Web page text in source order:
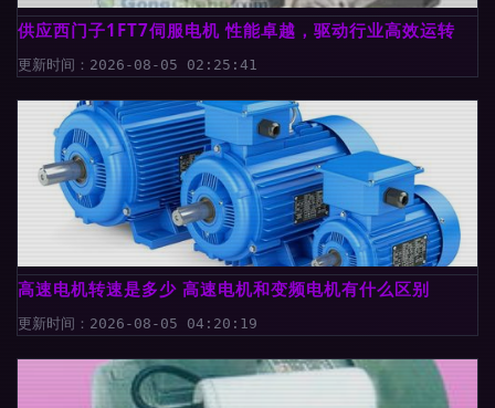
供应西门子1FT7伺服电机 性能卓越，驱动行业高效运转
更新时间：2026-08-05 02:25:41
高速电机转速是多少 高速电机和变频电机有什么区别
更新时间：2026-08-05 04:20:19